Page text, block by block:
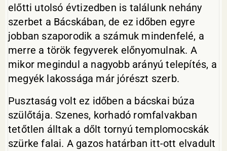
előtti utolsó évtizedben is találunk nehány
szerbet a Bácskában, de ez időben egyre
jobban szaporodik a számuk mindenfelé, a
merre a török fegyverek előnyomulnak. A
mikor megindul a nagyobb arányú telepítés, a
megyék lakossága már jórészt szerb.
Pusztaság volt ez időben a bácskai búza
szülőtája. Szenes, korhadó romfalvakban
tetőtlen álltak a dőlt tornyú templomocskák
szürke falai. A gazos határban itt-ott elvadult